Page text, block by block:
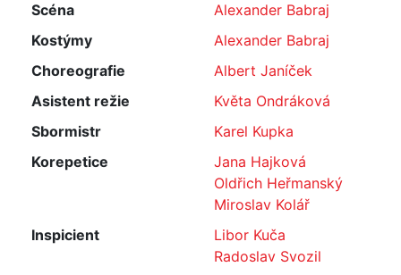
Scéna
Alexander Babraj
Kostýmy
Alexander Babraj
Choreografie
Albert Janíček
Asistent režie
Květa Ondráková
Sbormistr
Karel Kupka
Korepetice
Jana Hajková
Oldřich Heřmanský
Miroslav Kolář
Inspicient
Libor Kuča
Radoslav Svozil